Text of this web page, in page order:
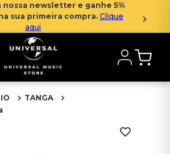
nossa newsletter e ganhe 5%
sua primeira compra. Clique
aqui
TANGA